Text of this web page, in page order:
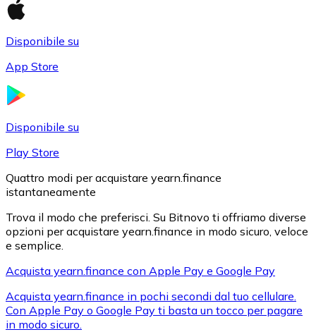
XRP
Disponibile su
App Store
Disponibile su
Play Store
Quattro modi per acquistare yearn.finance
istantaneamente
Trova il modo che preferisci. Su Bitnovo ti offriamo diverse
opzioni per acquistare yearn.finance in modo sicuro, veloce
e semplice.
Acquista yearn.finance con Apple Pay e Google Pay
Acquista yearn.finance in pochi secondi dal tuo cellulare.
Con Apple Pay o Google Pay ti basta un tocco per pagare
in modo sicuro.